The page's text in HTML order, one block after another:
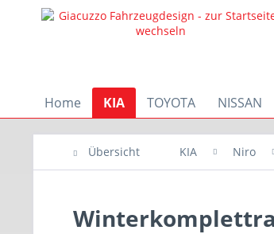
Home KIA TOYOTA NISSAN
Übersicht KIA Niro